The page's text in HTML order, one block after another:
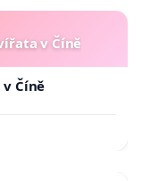
v Číně
Číně